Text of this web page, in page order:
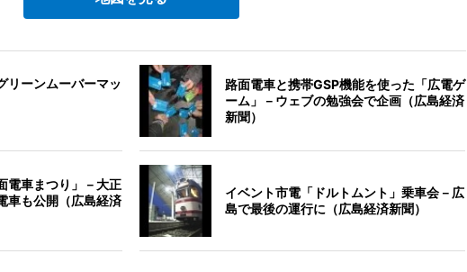
リーンムーバーマッ
路面電車と携帯GSP機能を使った「広電ゲ
ーム」－ウェブの勉強会で企画（広島経済
新聞）
電車まつり」－大正
車も公開（広島経済
イベント市電「ドルトムント」乗車会－広
島で最後の運行に（広島経済新聞）